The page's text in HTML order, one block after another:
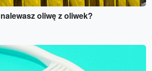
oliwę z oliwek?